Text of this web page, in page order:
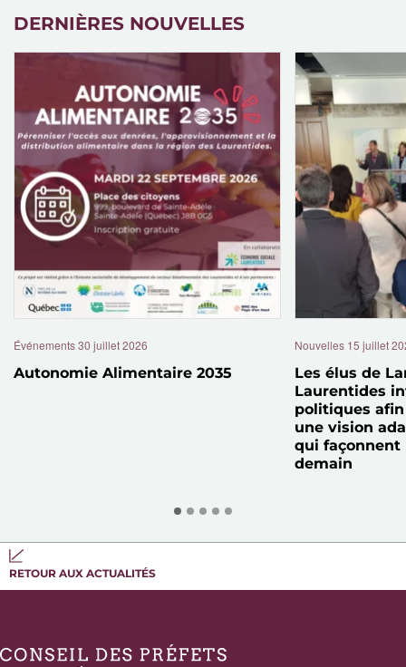
DERNIÈRES NOUVELLES
Événements30 juillet 2026
Autonomie Alimentaire 2035
Nouvelles 15 juillet
Les élus de
Laurentides
politiques
une vision
qui façonnent
demain
RETOUR AUX ACTUALITÉS